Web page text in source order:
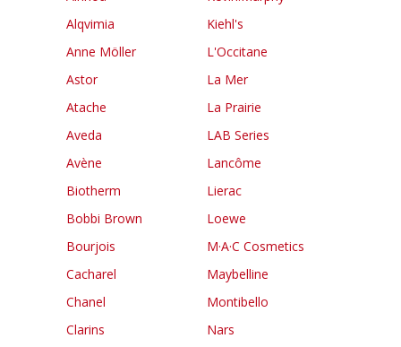
Alqvimia
Anne Möller
Astor
Atache
Aveda
Avène
Biotherm
Bobbi Brown
Bourjois
Cacharel
Chanel
Clarins
Kiehl's
L'Occitane
La Mer
La Prairie
LAB Series
Lancôme
Lierac
Loewe
M·A·C Cosmetics
Maybelline
Montibello
Nars